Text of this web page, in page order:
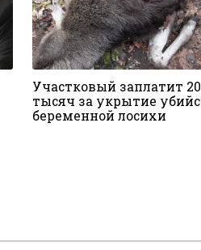
Участковый заплатит 20
тысяч за укрытие
беременной лосихи